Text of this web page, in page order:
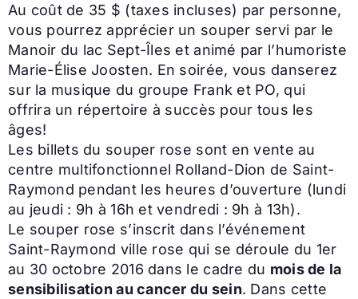
Au coût de 35 $ (taxes incluses) par personne,
vous pourrez apprécier un souper servi par le
Manoir du lac Sept-Îles et animé par l’humoriste
Marie-Élise Joosten. En soirée, vous danserez
sur la musique du groupe Frank et PO, qui
offrira un répertoire à succès pour tous les
âges!
Les billets du souper rose sont en vente au
centre multifonctionnel Rolland-Dion de Saint-
Raymond pendant les heures d’ouverture (lundi
au jeudi : 9h à 16h et vendredi : 9h à 13h).
Le souper rose s’inscrit dans l’événement
Saint-Raymond ville rose qui se déroule du 1er
au 30 octobre 2016 dans le cadre du mois de la
sensibilisation au cancer du sein. Dans cette